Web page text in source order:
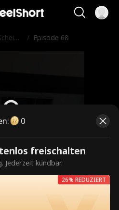
/ Episode 68
entsperren, um
: 0
freischalten
Jederzeit kündbar.
26% REDUZIERT